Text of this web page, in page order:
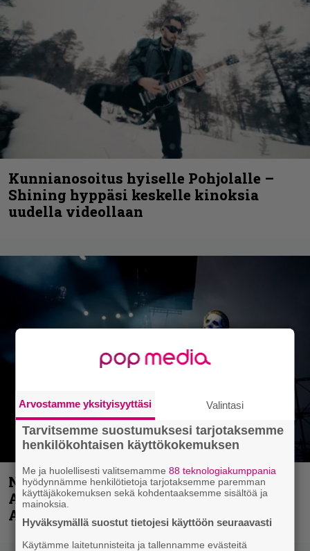
Kunnianosoitus hyiselle Pohjolalle –
Shining hyppäsi keskelle kinoksia
uudella videollaan
Näin lähtee Ghostin Tobias Forgelta
Accept – menossa mukana myös
Anthrax- ja Korn-miehistöä
Arvostamme yksityisyyttäsi Valintasi
Tarvitsemme suostumuksesi tarjotaksemme
henkilökohtaisen käyttökokemuksen
Me ja huolellisesti valitsemamme88 teknologiakumppania
hyödynnämme henkilötietoja tarjotaksemme paremman
käyttäjäkokemuksen sekä kohdentaaksemme sisältöä ja
mainoksia.
Hyväksymällä suostut tietojesi käyttöön seuraavasti
Käytämme laitetunnisteita ja tallennamme evästeitä